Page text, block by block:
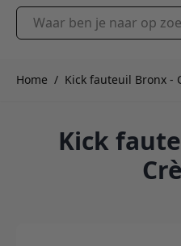
Waar ben je naar op zoek?
Home / Kick fauteuil Bronx -
Kick